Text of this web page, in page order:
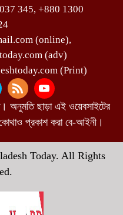
345, +880 1300
(online),
(adv)
(Print)
অনুমতি ছাড়া এই ওয়েবসাইটের
প্রকাশ করা বে-আইনী।
Today. All Rights